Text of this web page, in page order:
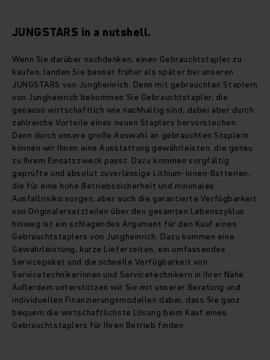
JUNGSTARS in a nutshell.
Wenn Sie darüber nachdenken, einen Gebrauchtstapler zu
kaufen, landen Sie besser früher als später bei unseren
JUNGSTARS von Jungheinrich. Denn mit gebrauchten Staplern
von Jungheinrich bekommen Sie Gebrauchtstapler, die
genauso wirtschaftlich wie nachhaltig sind, dabei aber durch
zahlreiche Vorteile eines neuen Staplers hervorstechen.
Denn durch unsere große Auswahl an gebrauchten Staplern
können wir Ihnen eine Ausstattung gewährleisten, die genau
zu Ihrem Einsatzzweck passt. Dazu kommen sorgfältig
geprüfte und absolut zuverlässige Lithium-Ionen-Batterien,
die für eine hohe Betriebssicherheit und minimales
Ausfallrisiko sorgen, aber auch die garantierte Verfügbarkeit
von Originalersatzteilen über den gesamten Lebenszyklus
hinweg ist ein schlagendes Argument für den Kauf eines
Gebrauchtstaplers von Jungheinrich. Dazu kommen eine
Gewährleistung, kurze Lieferzeiten, ein umfassendes
Servicepaket und die schnelle Verfügbarkeit von
Servicetechnikerinnen und Servicetechnikern in Ihrer Nähe.
Außerdem unterstützen wir Sie mit unserer Beratung und
individuellen Finanzierungsmodellen dabei, dass Sie ganz
bequem die wirtschaftlichste Lösung beim Kauf eines
Gebrauchtstaplers für Ihren Betrieb finden.